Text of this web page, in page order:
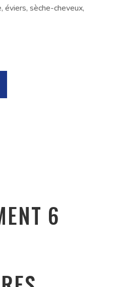
éviers, sèche-cheveux,
6